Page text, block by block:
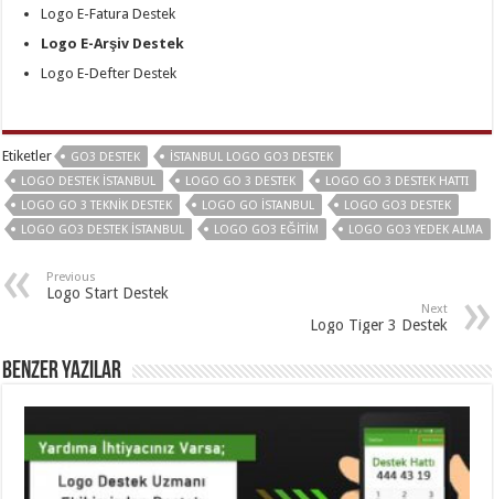
Logo E-Fatura Destek
Logo E-Arşiv Destek
Logo E-Defter Destek
Etiketler GO3 DESTEK
İSTANBUL LOGO GO3 DESTEK
LOGO DESTEK İSTANBUL
LOGO GO 3 DESTEK
LOGO GO 3 DESTEK HATTI
LOGO GO 3 TEKNIK DESTEK
LOGO GO İSTANBUL
LOGO GO3 DESTEK
LOGO GO3 DESTEK İSTANBUL
LOGO GO3 EĞITIM LOGO GO3 YEDEK ALMA
Previous
Logo Start Destek
Next
Logo Tiger 3 Destek
Benzer Yazılar